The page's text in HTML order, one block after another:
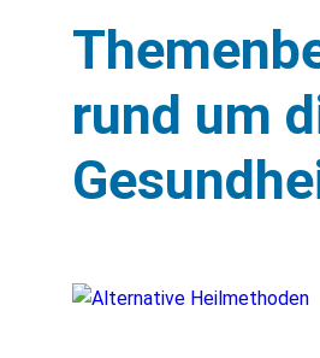
rund um